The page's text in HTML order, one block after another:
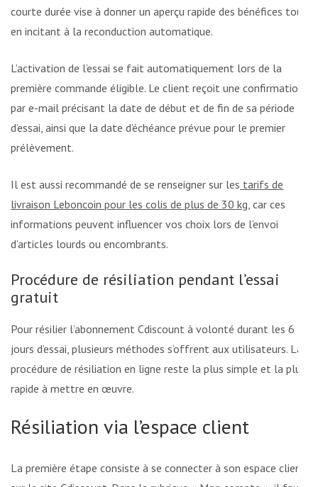
courte durée vise à donner un aperçu rapide des bénéfices tout
en incitant à la reconduction automatique.
L’activation de l’essai se fait automatiquement lors de la
première commande éligible. Le client reçoit une confirmation
par e-mail précisant la date de début et de fin de sa période
d’essai, ainsi que la date d’échéance prévue pour le premier
prélèvement.
Il est aussi recommandé de se renseigner sur les tarifs de
livraison Leboncoin pour les colis de plus de 30 kg, car ces
informations peuvent influencer vos choix lors de l’envoi
d’articles lourds ou encombrants.
Procédure de résiliation pendant l’essai
gratuit
Pour résilier l’abonnement Cdiscount à volonté durant les 6
jours d’essai, plusieurs méthodes s’offrent aux utilisateurs. La
procédure de résiliation en ligne reste la plus simple et la plus
rapide à mettre en œuvre.
Résiliation via l’espace client
La première étape consiste à se connecter à son espace client